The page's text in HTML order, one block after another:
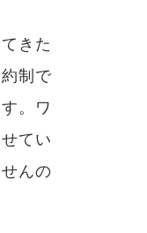
きた
制で
。ワ
てい
んの